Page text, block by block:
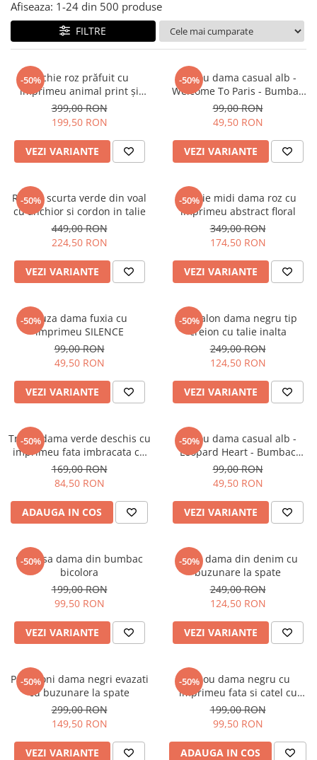
Tricouri si topuri
Rochii de eveniment
Afiseaza: 1-24 din 500 produse
FILTRE
-50%Rochie roz prăfuit cu
imprimeu animal print și
curea
399,00 RON
199,50 RON
VEZI VARIANTE
-50%
Tricou dama casual alb -
Welcome To Paris - Bumbac
Organic
99,00 RON
49,50 RON
VEZI VARIANTE
-50%
Rochie scurta verde din voal
cu anchior si cordon in talie
449,00 RON
224,50 RON
VEZI VARIANTE
-50%
Rochie midi dama roz cu
imprimeu abstract floral
349,00 RON
174,50 RON
VEZI VARIANTE
-50%Bluza dama fuxia cu
imprimeu SILENCE
99,00 RON
49,50 RON
VEZI VARIANTE
-50%
Pantalon dama negru tip
creion cu talie inalta
249,00 RON
124,50 RON
VEZI VARIANTE
-50%
Tricou dama verde deschis cu
imprimeu fata imbracata cu
alb si inghetata in mana
169,00 RON
84,50 RON
ADAUGA IN COS
-50%
Tricou dama casual alb -
Leopard Heart - Bumbac
Organic
99,00 RON
49,50 RON
VEZI VARIANTE
-50%
Camasa dama din bumbac
bicolora
199,00 RON
99,50 RON
VEZI VARIANTE
-50%
Blugi dama din denim cu
buzunare la spate
249,00 RON
124,50 RON
VEZI VARIANTE
-50%
Pantaloni dama negri evazati
cu buzunare la spate
299,00 RON
149,50 RON
VEZI VARIANTE
-50%
Tricou dama negru cu
imprimeu fata si catel cu
ochelari
199,00 RON
99,50 RON
ADAUGA IN COS